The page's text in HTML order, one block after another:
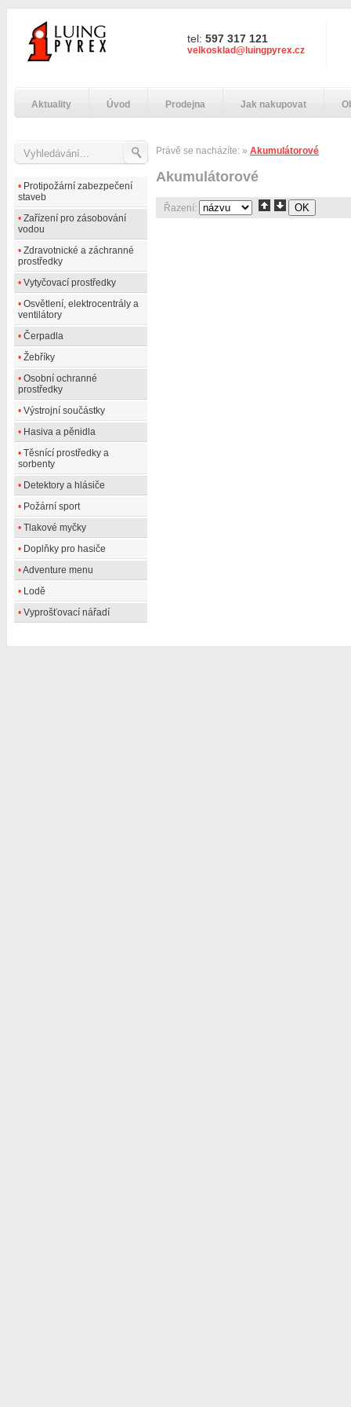
tel: 597 317 121
velkosklad@luingpyrex.cz
Aktuality Úvod Prodejna Jak nakupovat
• Protipožární zabezpečení
staveb
• Zařízení pro zásobování
vodou
• Zdravotnické a záchranné
prostředky
• Vytyčovací prostředky
• Osvětlení, elektrocentrály a
ventilátory
• Čerpadla
• Žebříky
• Osobní ochranné
prostředky
• Výstrojní součástky
• Hasiva a pěnidla
• Těsnící prostředky a
sorbenty
• Detektory a hlásiče
• Požární sport
• Tlakové myčky
• Doplňky pro hasiče
•Adventure menu
• Lodě
• Vyprošťovací nářadí
Právě se nacházíte: » Akumulátorové
Akumulátorové
Řazení: